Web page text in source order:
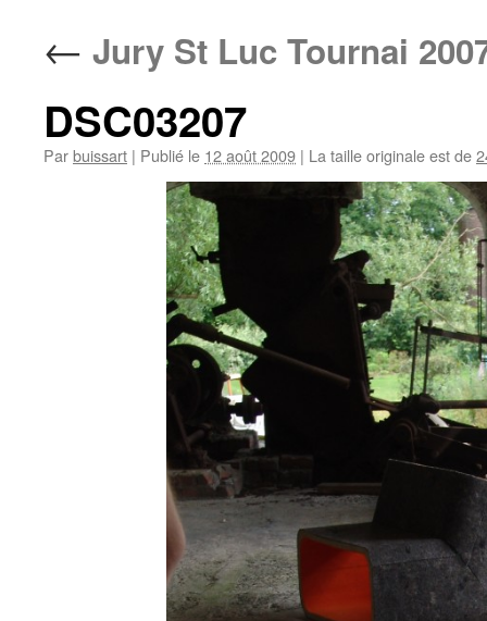
← Jury St Luc Tournai
DSC03207
Parbuissart | Publié le 12 août 2009 | La taille originale est de